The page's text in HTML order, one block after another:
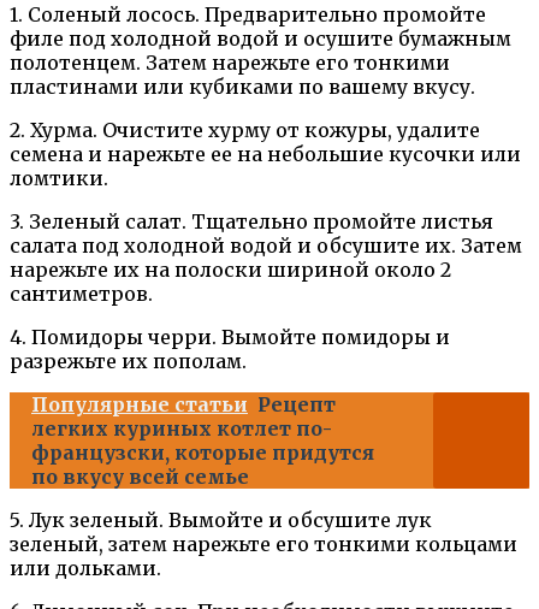
1. Соленый лосось. Предварительно промойте
филе под холодной водой и осушите бумажным
полотенцем. Затем нарежьте его тонкими
пластинами или кубиками по вашему вкусу.
2. Хурма. Очистите хурму от кожуры, удалите
семена и нарежьте ее на небольшие кусочки или
ломтики.
3. Зеленый салат. Тщательно промойте листья
салата под холодной водой и обсушите их. Затем
нарежьте их на полоски шириной около 2
сантиметров.
4. Помидоры черри. Вымойте помидоры и
разрежьте их пополам.
Популярные статьи Рецепт
легких куриных котлет по-
французски, которые придутся
по вкусу всей семье
5. Лук зеленый. Вымойте и обсушите лук
зеленый, затем нарежьте его тонкими кольцами
или дольками.